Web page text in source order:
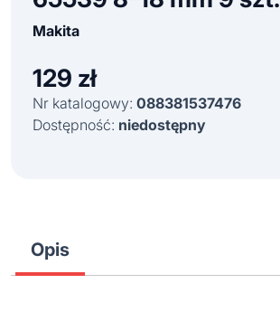
Makita
129 zł
Nr katalogowy: 088381537476
Dostępność: niedostępny
Opis